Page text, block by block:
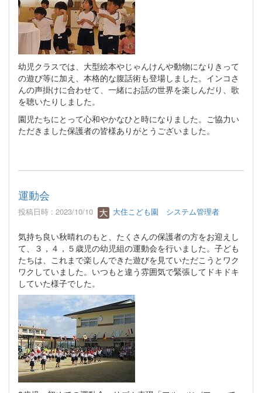
幼児クラスでは、大型絵本やじゃんけんや動物になりきって
の遊び等に加え、本格的な腹話術も登場しました。インコさ
んの声掛けに合わせて、一緒にお話の世界を楽しんだり、歌
を聴いたりしました。
園児たちにとって心和やかなひと時になりました。ご協力い
ただきました保護者の皆様ありがとうございました。
運動会
投稿日時 : 2023/10/10 大住こども園 システム管理者
気持ち良い秋晴れのもと、たくさんの保護者の方をお迎えし
て、３，４，５歳児の幼児組の運動会を行いました。子ども
たちは、これまで楽しんできた遊びを見ていただこうとワク
ワクしていました。いつもと違う雰囲気で緊張してドキドキ
していた様子でした。